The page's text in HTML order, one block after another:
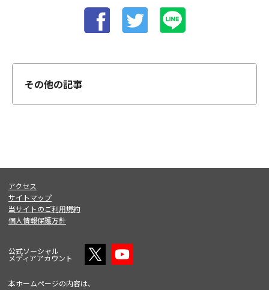
その他の記事
アクセス
サイトマップ
当サイトのご利用規約
個人情報保護方針
公式ソーシャル
メディアアカウント
本ホームページの内容は、